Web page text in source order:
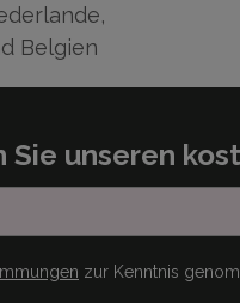
Belgien
Sie unseren
zur Kenntnis